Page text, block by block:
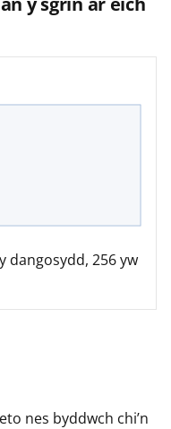
dangosydd, 256 yw
nes byddwch chi’n